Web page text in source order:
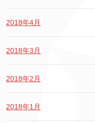
2018年4月
2018年3月
2018年2月
2018年1月